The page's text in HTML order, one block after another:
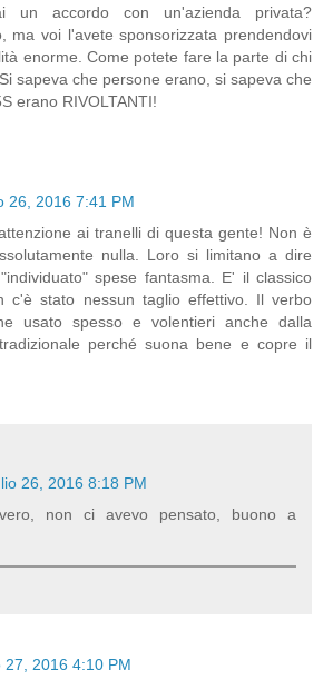
un accordo con un'azienda privata?
ma voi l'avete sponsorizzata prendendovi
enorme. Come potete fare la parte di chi
sapeva che persone erano, si sapeva che
erano RIVOLTANTI!
26, 2016 7:41 PM
ai tranelli di questa gente! Non è
nulla. Loro si limitano a dire
spese fantasma. E' il classico
c'è stato nessun taglio effettivo. Il verbo
usato spesso e volentieri anche dalla
perché suona bene e copre il
26, 2016 8:18 PM
non ci avevo pensato, buono a
27, 2016 4:10 PM